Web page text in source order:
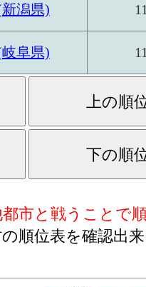
潟県)
阜県)
市と戦うことで
順位表を確認出